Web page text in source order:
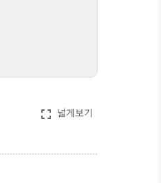
fullscreen 넓게보기